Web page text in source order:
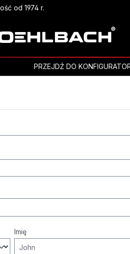
od 1974 r.
PRZEJDŹ DO
Imię